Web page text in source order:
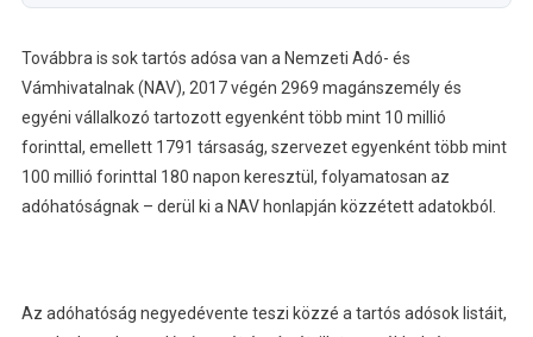
Továbbra is sok tartós adósa van a Nemzeti Adó- és
Vámhivatalnak (NAV), 2017 végén 2969 magánszemély és
egyéni vállalkozó tartozott egyenként több mint 10 millió
forinttal, emellett 1791 társaság, szervezet egyenként több mint
100 millió forinttal 180 napon keresztül, folyamatosan az
adóhatóságnak – derül ki a NAV honlapján közzétett adatokból.
Az adóhatóság negyedévente teszi közzé a tartós adósok listáit,